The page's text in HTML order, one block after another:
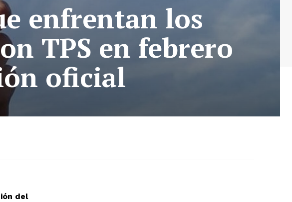
enfrentan los
TPS en febrero
oficial
del